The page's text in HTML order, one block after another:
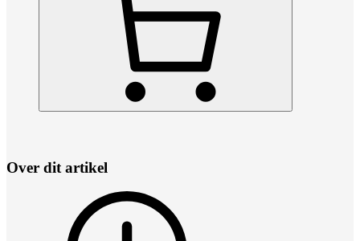
Over dit artikel